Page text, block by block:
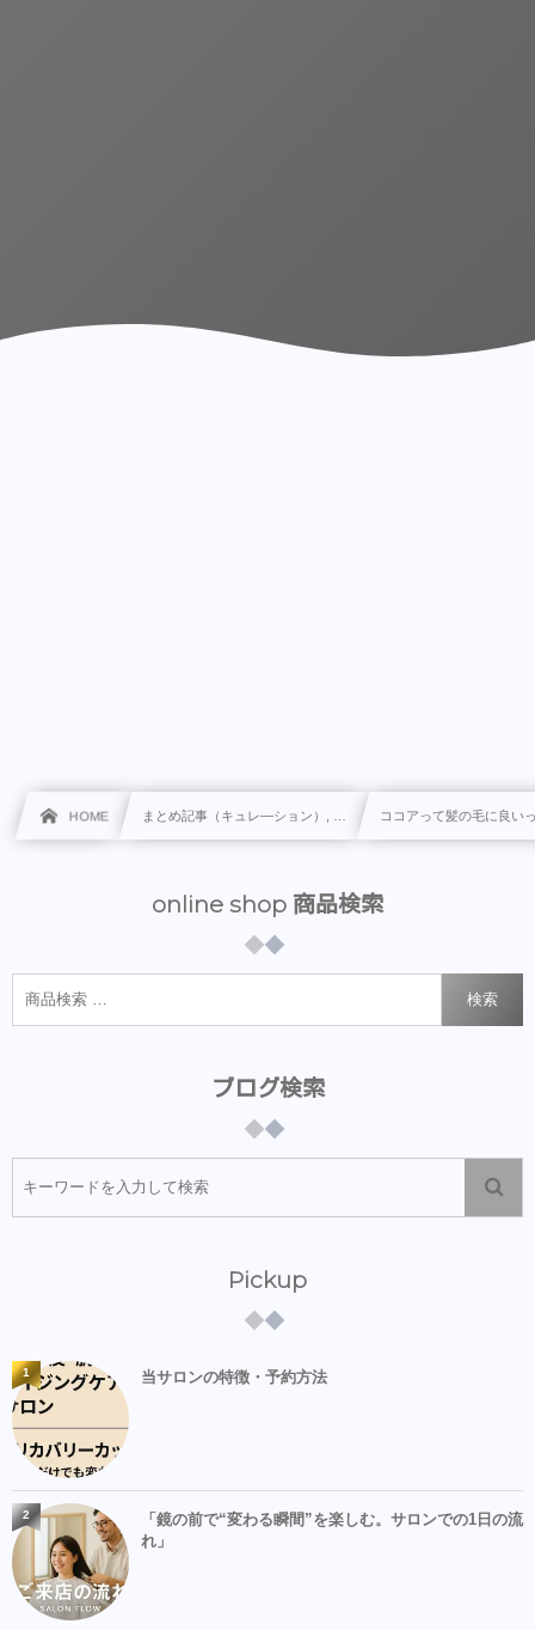
HOME まとめ記事（キュレ―ション）, … ココアって髪の毛に良い
online shop 商品検索
検索
ブログ検索
Pickup
当サロンの特徴・予約方法
1
「鏡の前で“変わる瞬間”を楽しむ。サロンでの1日の流
れ」
2